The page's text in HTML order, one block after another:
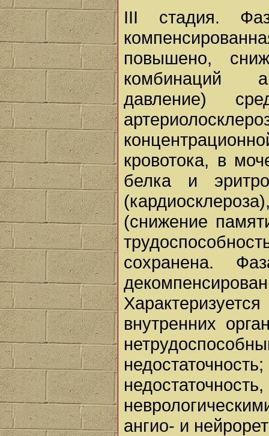
III стадия.
повышено,
комбинаций
давление)
кровотока, в
белка и
(снижение
сохранена.
внутренних
ангио- и